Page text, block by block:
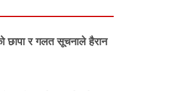
छापा र गलत सूचनाले हैरान